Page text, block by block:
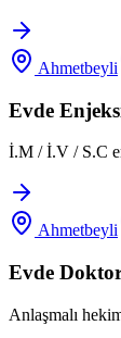
Ahmetbeyli
Evde
İ.M / İ.V / S.C
Ahmetbeyli
Evde
Anlaşmalı